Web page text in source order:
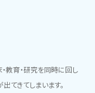
教育・研究を同時に回し
てきてしまいます。